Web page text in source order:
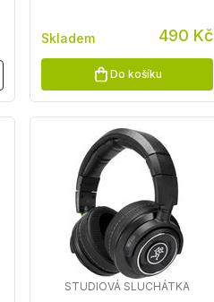
Skladem 490 Kč
Do košíku
STUDIOVÁ SLUCHÁTKA